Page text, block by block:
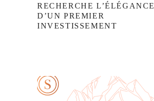
RECHERCHE L’ÉLÉGANCE
D’UN PREMIER
INVESTISSEMENT